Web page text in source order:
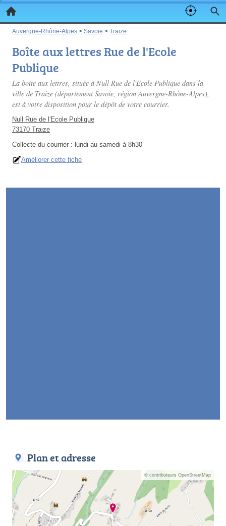
Auvergne-Rhône-Alpes > Savoie > Traize
Boîte aux lettres Rue de l'Ecole
Publique
La boite aux lettres, située à Null Rue de l'Ecole Publique dans la
ville de Traize (département Savoie, région Auvergne-Rhône-Alpes),
est à votre disposition pour le dépôt de votre courrier.
Null Rue de l'Ecole Publique
73170 Traize
Collecte du courrier : lundi au samedi à 8h30
Améliorer cette fiche
Plan et adresse
© contributeurs OpenStreetMap